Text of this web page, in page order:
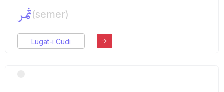
ثمر(semer)
Lugat-ı Cudi